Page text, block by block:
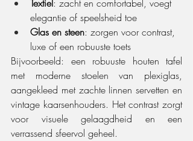
Textiel: zacht en comfortabel, voegt
elegantie of speelsheid toe
Glas en steen: zorgen voor contrast,
luxe of een robuuste toets
Bijvoorbeeld: een robuuste houten tafel
met moderne stoelen van plexiglas,
aangekleed met zachte linnen servetten en
vintage kaarsenhouders. Het contrast zorgt
voor visuele gelaagdheid en een
verrassend sfeervol geheel.